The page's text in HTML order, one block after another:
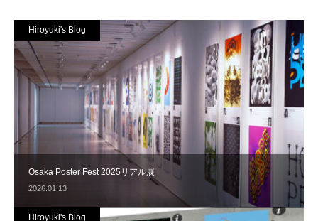
Osaka Poster Fest 2025リアル展
2026.01.13
Hiroyuki's Blog
Hiroyuki's Blog